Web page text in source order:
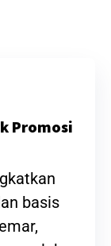
Promosi
basis